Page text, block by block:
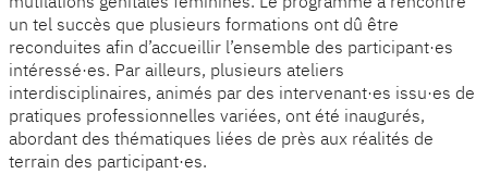
un tel succès que plusieurs formations ont dû être
reconduites afin d’accueillir l’ensemble des participant·es
intéressé·es. Par ailleurs, plusieurs ateliers
interdisciplinaires, animés par des intervenant·es issu·es de
pratiques professionnelles variées, ont été inaugurés,
abordant des thématiques liées de près aux réalités de
terrain des participant·es.